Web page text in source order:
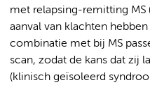
met relapsing-remitting MS
aanval van klachten
combinatie met bij MS
scan, zodat de kans dat zij
(klinisch geïsoleerd